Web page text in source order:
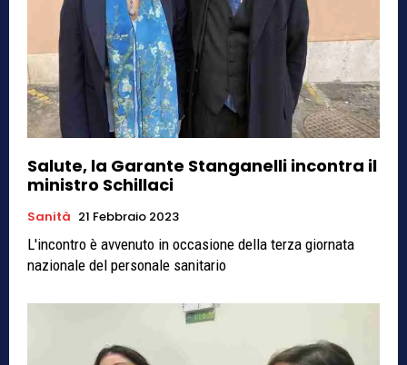
Salute, la Garante Stanganelli incontra il
ministro Schillaci
Sanità 21 Febbraio 2023
L'incontro è avvenuto in occasione della terza giornata
nazionale del personale sanitario